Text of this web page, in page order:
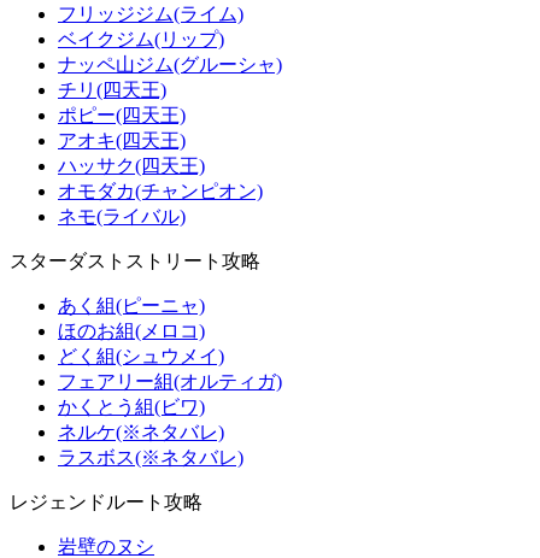
フリッジジム(ライム)
ベイクジム(リップ)
ナッペ山ジム(グルーシャ)
チリ(四天王)
ポピー(四天王)
アオキ(四天王)
ハッサク(四天王)
オモダカ(チャンピオン)
ネモ(ライバル)
スターダストストリート攻略
あく組(ピーニャ)
ほのお組(メロコ)
どく組(シュウメイ)
フェアリー組(オルティガ)
かくとう組(ビワ)
ネルケ(※ネタバレ)
ラスボス(※ネタバレ)
レジェンドルート攻略
岩壁のヌシ